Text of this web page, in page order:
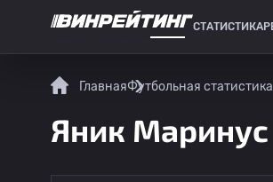
СТАТИСТИКА
ГлавнаяФутбольная статистика
Яник Маринус